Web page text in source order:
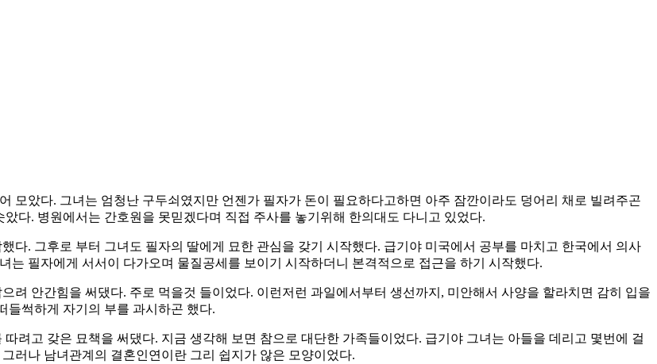
모았다. 그녀는 엄청난 구두쇠였지만 언젠가 필자가 돈이 필요하다고하면 아주 잠깐이라도 덩어리 채로 빌려주곤
다. 병원에서는 간호원을 못믿겠다며 직접 주사를 놓기위해 한의대도 다니고 있었다.
다. 그후로 부터 그녀도 필자의 딸에게 묘한 관심을 갖기 시작했다. 급기야 미국에서 공부를 마치고 한국에서 의사
는 필자에게 서서이 다가오며 물질공세를 보이기 시작하더니 본격적으로 접근을 하기 시작했다.
려 안간힘을 써댔다. 주로 먹을것 들이었다. 이런저런 과일에서부터 생선까지, 미안해서 사양을 할라치면 감히 입을
들썩하게 자기의 부를 과시하곤 했다.
려고 갖은 묘책을 써댔다. 지금 생각해 보면 참으로 대단한 가족들이었다. 급기야 그녀는 아들을 데리고 몇번에 걸
러나 남녀관계의 결혼인연이란 그리 쉽지가 않은 모양이었다.